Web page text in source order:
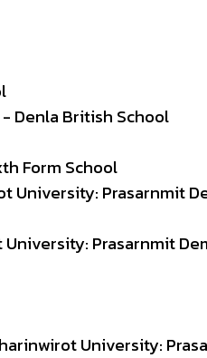
Denla British School
Form School
University: Prasarnmit
University: Prasarnmit
University: